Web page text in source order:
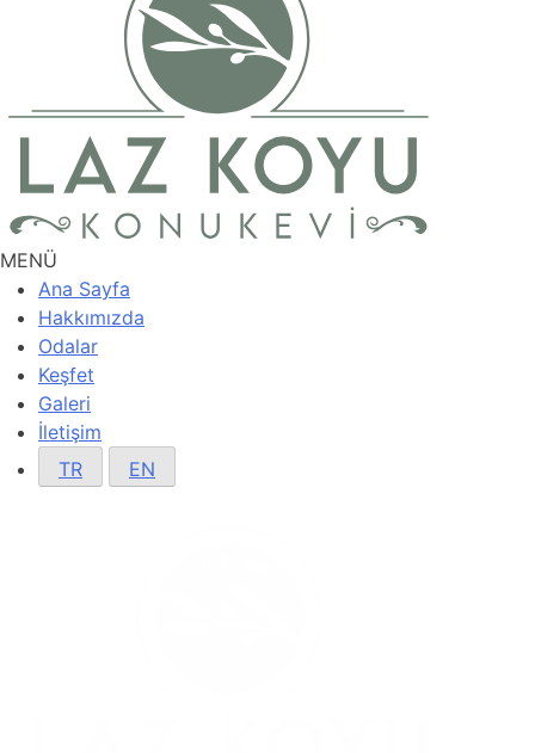
MENÜ
Ana Sayfa
Hakkımızda
Odalar
Keşfet
Galeri
İletişim
TR
EN